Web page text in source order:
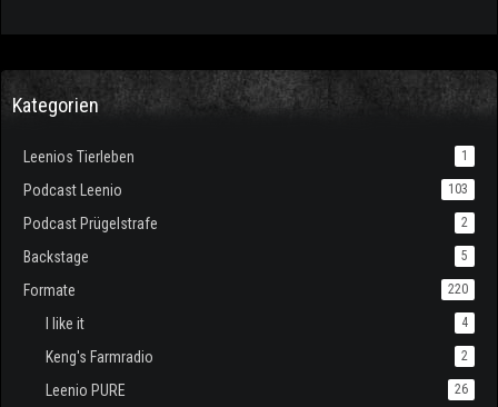
Kategorien
Leenios Tierleben 1
Podcast Leenio 103
Podcast Prügelstrafe 2
Backstage 5
Formate 220
I like it 4
Keng's Farmradio 2
Leenio PURE 26